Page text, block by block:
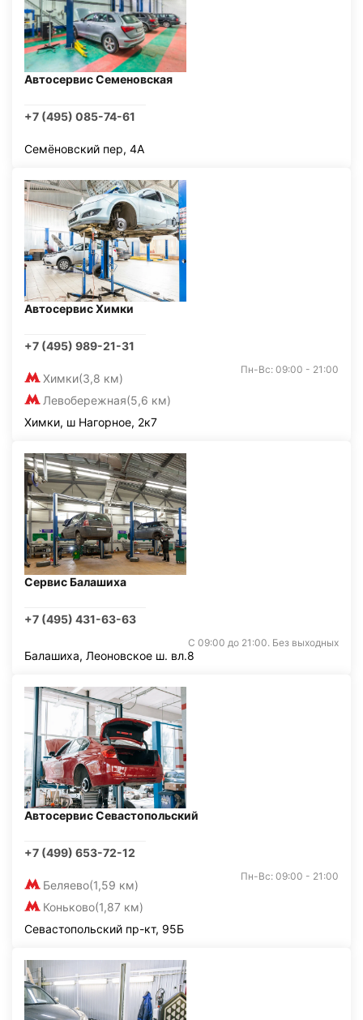
Автосервис Семеновская
+7 (495) 085-74-61
Семёновский пер, 4А
Автосервис Химки
+7 (495) 989-21-31
Химки(3,8 км)
Левобережная(5,6 км)
Пн-Вс: 09:00 - 21:00
Химки, ш Нагорное, 2к7
Сервис Балашиха
+7 (495) 431-63-63
С 09:00 до 21:00. Без выходных
Балашиха, Леоновское ш. вл.8
Автосервис Севастопольский
+7 (499) 653-72-12
Беляево(1,59 км)
Коньково(1,87 км)
Пн-Вс: 09:00 - 21:00
Севастопольский пр-кт, 95Б